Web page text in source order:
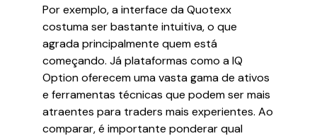
Por exemplo, a interface da Quotexx
costuma ser bastante intuitiva, o que
agrada principalmente quem está
começando. Já plataformas como a IQ
Option oferecem uma vasta gama de ativos
e ferramentas técnicas que podem ser mais
atraentes para traders mais experientes. Ao
comparar, é importante ponderar qual